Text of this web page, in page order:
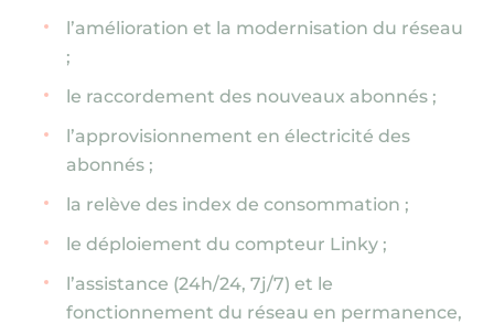
l’amélioration et la modernisation du réseau
;
le raccordement des nouveaux abonnés ;
l’approvisionnement en électricité des
abonnés ;
la relève des index de consommation ;
le déploiement du compteur Linky ;
l’assistance (24h/24, 7j/7) et le
fonctionnement du réseau en permanence,